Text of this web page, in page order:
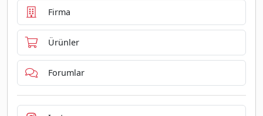
Firma
Ürünler
Forumlar